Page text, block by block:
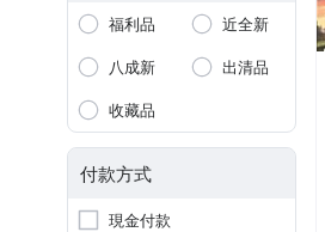
福利品
近全新
八成新
出清品
收藏品
付款方式
現金付款